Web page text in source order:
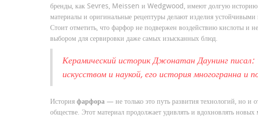
бренды, как Sevres, Meissen и Wedgwood, имеют долгую историю
материалы и оригинальные рецептуры делают изделия
Стоит отметить, что фарфор не подвержен воздействию кислоты и
выбором для сервировки даже самых изысканных блюд.
Керамический историк Джонатан Даунинг
искусством и наукой, его история многогранна и
История фарфора — не только это путь развития технологий, но и
обществе. Этот материал продолжает удивлять и вдохновлять